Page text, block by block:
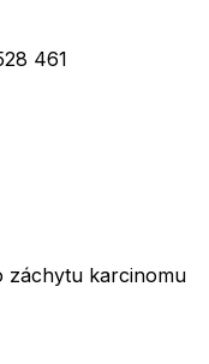
461
záchytu karcinomu